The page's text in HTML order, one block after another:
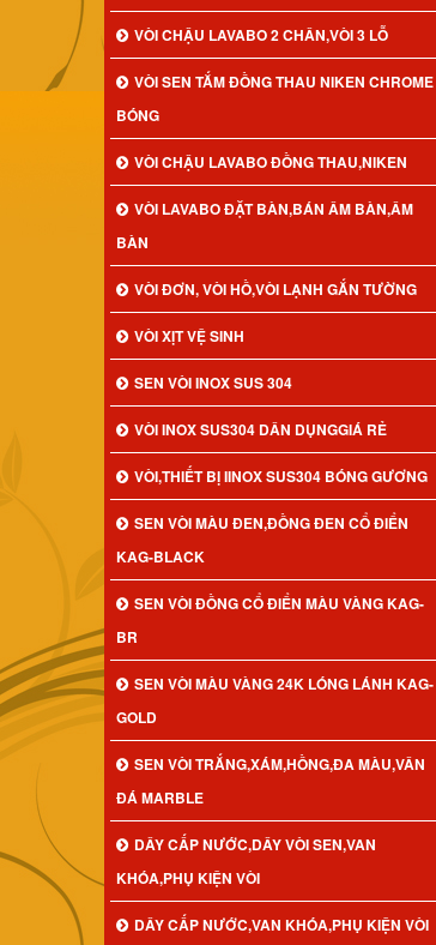
VÒI CHẬU LAVABO 2 CHÂN,VÒI 3 LỖ
VÒI SEN TẮM ĐỒNG THAU NIKEN CHROME
BÓNG
VÒI CHẬU LAVABO ĐỒNG THAU,NIKEN
VÒI LAVABO ĐẶT BÀN,BÁN ÂM BÀN,ÂM
BÀN
VÒI ĐƠN, VÒI HỒ,VÒI LẠNH GẮN TƯỜNG
VÒI XỊT VỆ SINH
SEN VÒI INOX SUS 304
VÒI INOX SUS304 DÂN DỤNGGIÁ RẺ
VÒI,THIẾT BỊ IINOX SUS304 BÓNG GƯƠNG
SEN VÒI MÀU ĐEN,ĐỒNG ĐEN CỔ ĐIỂN
KAG-BLACK
SEN VÒI ĐỒNG CỔ ĐIỂN MÀU VÀNG KAG-
BR
SEN VÒI MÀU VÀNG 24K LÓNG LÁNH KAG-
GOLD
SEN VÒI TRẮNG,XÁM,HỒNG,ĐA MÀU,VÂN
ĐÁ MARBLE
DÂY CẤP NƯỚC,DÂY VÒI SEN,VAN
KHÓA,PHỤ KIỆN VÒI
DÂY CẤP NƯỚC,VAN KHÓA,PHỤ KIỆN VÒI